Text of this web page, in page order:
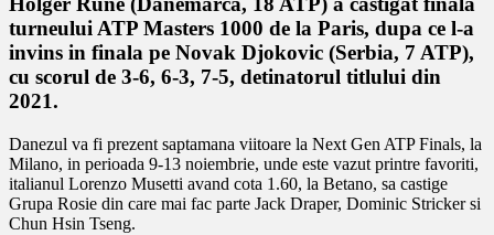
turneului ATP Masters 1000 de la Paris, dupa ce l-a
invins in finala pe Novak Djokovic (Serbia, 7 ATP),
cu scorul de 3-6, 6-3, 7-5, detinatorul titlului din
2021.
Danezul va fi prezent saptamana viitoare la Next Gen ATP Finals, la
Milano, in perioada 9-13 noiembrie, unde este vazut printre favoriti,
italianul Lorenzo Musetti avand cota 1.60, la Betano, sa castige
Grupa Rosie din care mai fac parte Jack Draper, Dominic Stricker si
Chun Hsin Tseng.